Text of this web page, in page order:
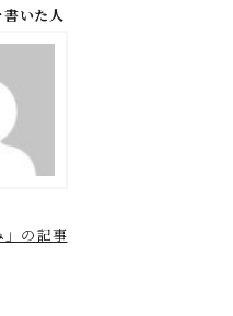
書いた人
」の記事